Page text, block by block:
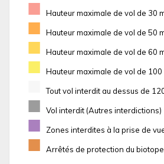
■ Hauteur maximale de vol de 30
■ Hauteur maximale de vol de 50
■ Hauteur maximale de vol de 60
■ Hauteur maximale de vol de 100
Tout vol interdit au dessus de
■ Vol interdit (Autres interdictions)
■ Zones interdites à la prise de
■ Arrêtés de protection du biotope